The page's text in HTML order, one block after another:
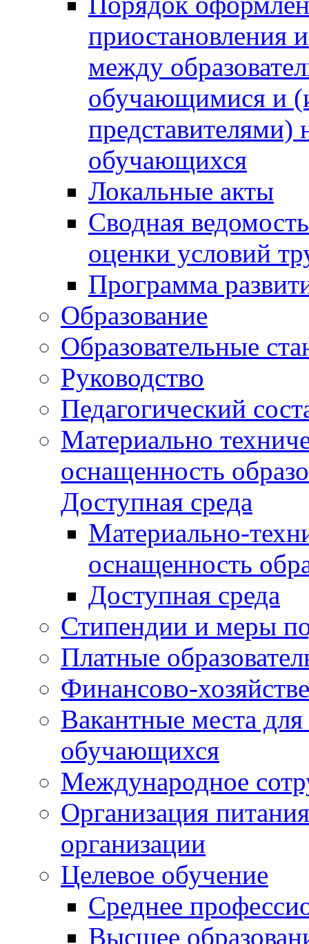
приостановления
между
обучающимися и
представителями)
обучающихся
Локальные акты
Сводная
оценки условий
Программа
Образование
Образовательные
Руководство
Педагогический
Материально
оснащенность
Доступная среда
Материально-
оснащенность
Доступная среда
Стипендии и меры
Платные
Финансово-
Вакантные места
обучающихся
Международное
Организация
организации
Целевое обучение
Среднее
Высшее